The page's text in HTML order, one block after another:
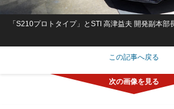
「S210プロトタイプ」とSTI 高津益夫 開発副本部
この記事へ戻る